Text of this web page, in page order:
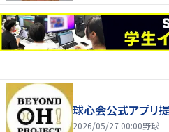
球心会公式アプリ
2026/05/27 00:00野球